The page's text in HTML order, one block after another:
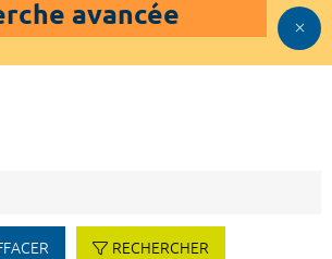
avancée
RECHERCHER